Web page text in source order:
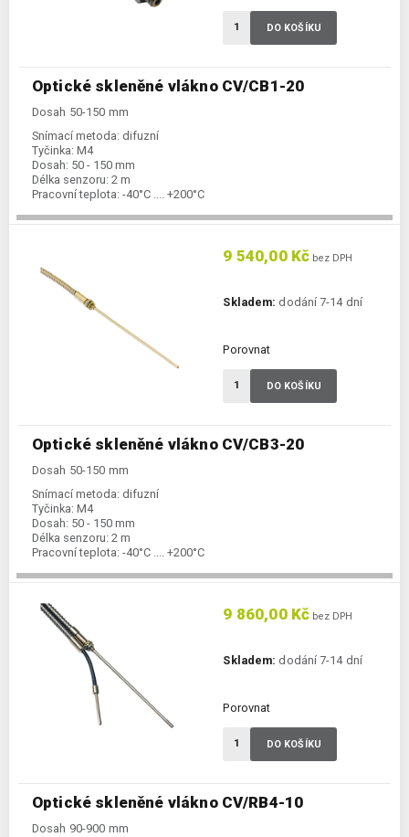
Optické skleněné vlákno CV/CB1-20
Dosah 50-150 mm
Snímací metoda: difuzní
Tyčinka: M4
Dosah: 50 - 150 mm
Délka senzoru: 2 m
Pracovní teplota: -40°C .... +200°C
DO KOŠÍKU
Optické skleněné vlákno CV/CB3-20
Dosah 50-150 mm
Snímací metoda: difuzní
Tyčinka: M4
Dosah: 50 - 150 mm
Délka senzoru: 2 m
Pracovní teplota: -40°C .... +200°C
9 540,00 Kč bez DPH
Skladem: dodání 7-14 dní
Porovnat
DO KOŠÍKU
Optické skleněné vlákno CV/RB4-10
Dosah 90-900 mm
9 860,00 Kč bez DPH
Skladem: dodání 7-14 dní
Porovnat
DO KOŠÍKU